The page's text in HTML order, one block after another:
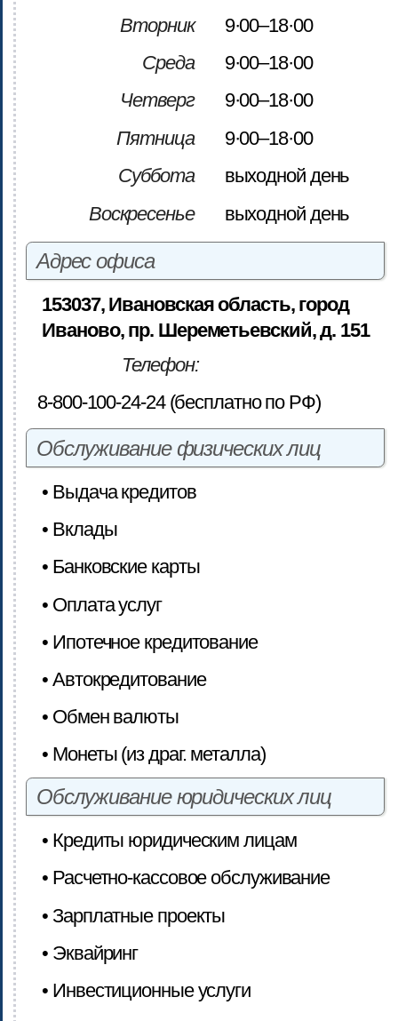
Вторник
9·00–18·00
Среда
9·00–18·00
Четверг
9·00–18·00
Пятница
9·00–18·00
Суббота
выходной день
Воскресенье
выходной день
Адрес офиса
153037, Ивановская область, город
Иваново, пр. Шереметьевский, д. 151
Телефон:
8-800-100-24-24 (бесплатно по РФ)
Обслуживание физических лиц
• Выдача кредитов
• Вклады
• Банковские карты
• Оплата услуг
• Ипотечное кредитование
• Автокредитование
• Обмен валюты
• Монеты (из драг. металла)
Обслуживание юридических лиц
• Кредиты юридическим лицам
• Расчетно-кассовое обслуживание
• Зарплатные проекты
• Эквайринг
• Инвестиционные услуги